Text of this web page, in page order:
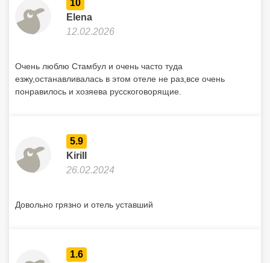
10
Elena
12.02.2026
Очень люблю Стамбул и очень часто туда
езжу,останавливалась в этом отеле не раз,все очень
понравилось и хозяева русскоговорящие.
5.9
Kirill
26.02.2024
Довольно грязно и отель уставший
1.6